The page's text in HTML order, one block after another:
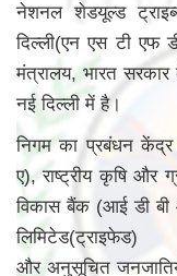
नेशनल शेडयूल्ड
दिल्ली(एन एस टी एफ
मंत्रालय, भारत
नई दिल्ली में है।
निगम का प्रबंधन केंद्र
ए), राष्ट्रीय कृषि और
विकास बैंक (आई डी बी
लिमिटेड(ट्राइफेड)
और अनुसूचित